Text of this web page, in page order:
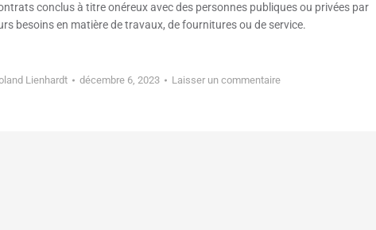
conclus à titre onéreux avec des personnes publiques ou privées par
besoins en matière de travaux, de fournitures ou de service.
Lienhardt décembre 6, 2023 Laisser un commentaire